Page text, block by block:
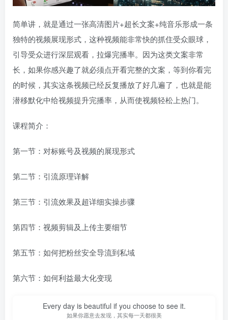
简单讲，就是通过一张高清图片+超长文案+纯音乐形成一条
独特的视频展现形式，这种视频能非常快的抓住受众眼球，
引导受众进行深层观看，拉爆完播率。因为这类文案非常
长，如果你感兴趣了就必须点开看完整的文案，等到你看完
的时候，其实这条视频已经反复播放了好几遍了，也就是能
潜移默化中给视频提升完播率，从而使视频轻松上热门。
课程简介：
第一节：对标账号及视频的展现形式
第二节：引流原理详解
第三节：引流效果及超详细实操步骤
第四节：视频剪辑及上传主要细节
第五节：如何把粉丝安全导流到私域
第六节：如何利益最大化变现
Every day is beautiful if you choose to see it.
如果你愿意去发现，其实每一天都很美